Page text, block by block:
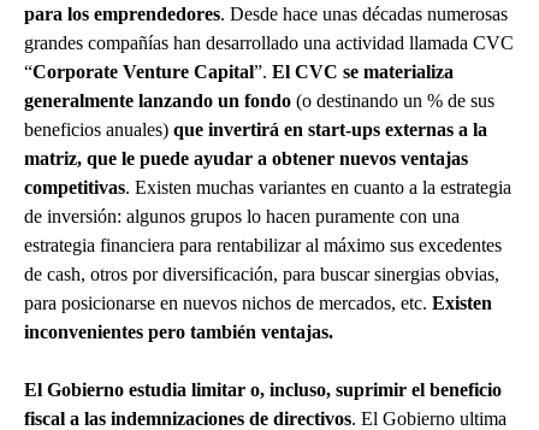
para los emprendedores. Desde hace unas décadas numerosas
grandes compañías han desarrollado una actividad llamada CVC
“Corporate Venture Capital”. El CVC se materializa
generalmente lanzando un fondo (o destinando un % de sus
beneficios anuales) que invertirá en start-ups externas a la
matriz, que le puede ayudar a obtener nuevos ventajas
competitivas. Existen muchas variantes en cuanto a la estrategia
de inversión: algunos grupos lo hacen puramente con una
estrategia financiera para rentabilizar al máximo sus excedentes
de cash, otros por diversificación, para buscar sinergias obvias,
para posicionarse en nuevos nichos de mercados, etc. Existen
inconvenientes pero también ventajas.
El Gobierno estudia limitar o, incluso, suprimir el beneficio
fiscal a las indemnizaciones de directivos. El Gobierno ultima